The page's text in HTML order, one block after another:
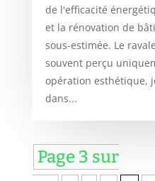
de l'efficacité
et la rénovation de
sous-estimée. Le
souvent perçu
opération esthétique,
dans...
Page 3 sur